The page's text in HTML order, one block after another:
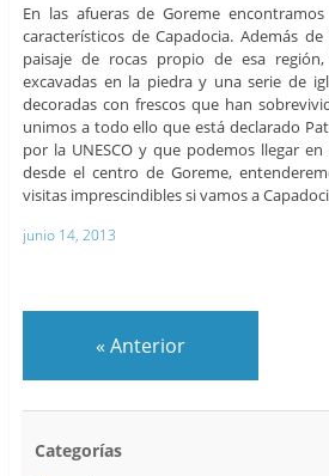
En las afueras de Goreme
característicos de Capadocia. Además
paisaje de rocas propio de esa región,
excavadas en la piedra y una serie de
decoradas con frescos que han
unimos a todo ello que está declarado
por la UNESCO y que podemos llegar
desde el centro de Goreme,
visitas imprescindibles si vamos a
junio 14, 2013
« Anterior
Categorías